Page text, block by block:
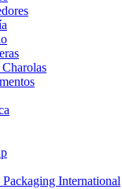
International